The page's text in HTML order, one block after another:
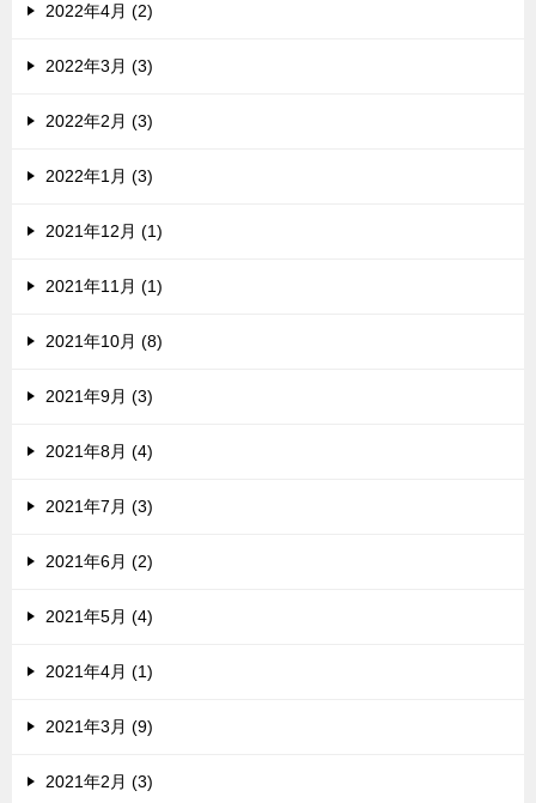
2022年4月 (2)
2022年3月 (3)
2022年2月 (3)
2022年1月 (3)
2021年12月 (1)
2021年11月 (1)
2021年10月 (8)
2021年9月 (3)
2021年8月 (4)
2021年7月 (3)
2021年6月 (2)
2021年5月 (4)
2021年4月 (1)
2021年3月 (9)
2021年2月 (3)